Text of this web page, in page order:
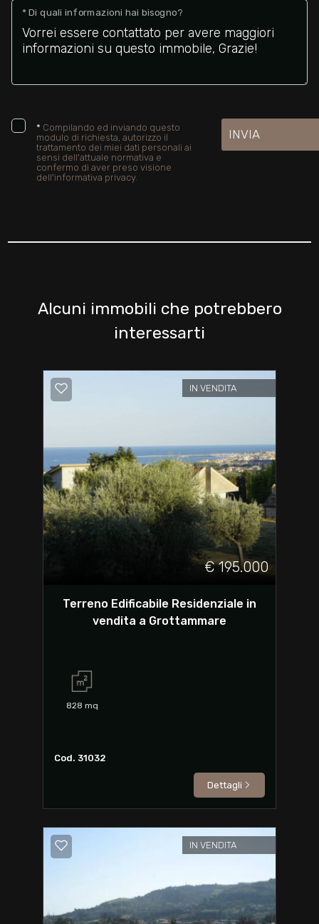
* Di quali informazioni hai bisogno?
* Compilando ed inviando questo
modulo di richiesta, autorizzo il
trattamento dei miei dati personali ai
sensi dell'attuale normativa e
confermo di aver preso visione
dell'informativa privacy.
INVIA
Alcuni immobili che potrebbero
interessarti
IN VENDITA
€ 195.000
Terreno Edificabile Residenziale in
vendita a Grottammare
828 mq
Cod. 31032
Dettagli
IN VENDITA
Giardino
Ascensore
Nuova costruzione